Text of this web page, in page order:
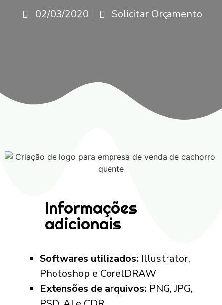
02/03/2020 Solicitar Orçamento
Informações
adicionais
Softwares utilizados: Illustrator,
Photoshop e CorelDRAW
Extensões de arquivos: PNG, JPG,